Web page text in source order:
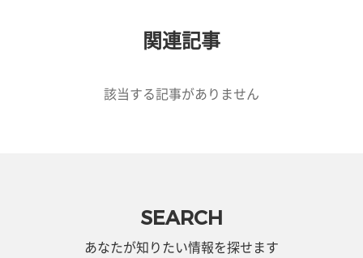
関連記事
該当する記事がありません
SEARCH
あなたが知りたい情報を探せます